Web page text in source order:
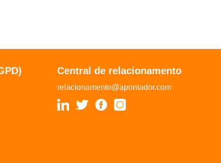
Central de relacionamento
relacionamento@apontador.com